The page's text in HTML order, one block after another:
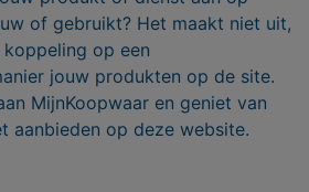
of gebruikt? Het maakt niet uit,
op een
jouw produkten op de site.
MijnKoopwaar en geniet van
aanbieden op deze website.